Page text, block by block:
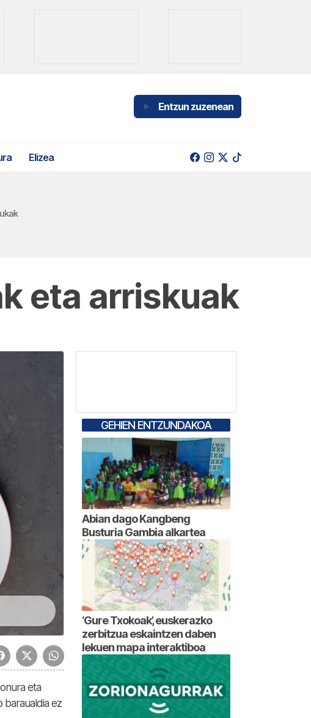
Entzun zuzenean
Elizea
eta arriskuak
eta
baraualdia ez
GEHIEN ENTZUNDAKOA
Abian dago Kangbeng
Busturia Gambia alkartea
‘Gure Txokoak’, euskerazko
zerbitzua eskaintzen daben
lekuen mapa interaktiboa